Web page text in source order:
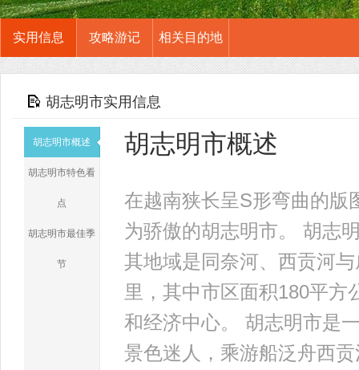
实用信息 攻略游记 相关目的地
胡志明市实用信息
胡志明市概述
胡志明市特色看
点
胡志明市最佳季
节
胡志明市概述
在越南狭长呈S形弯曲的版
为骄傲的胡志明市。 胡志
其地域是同奈河、西贡河
里，其中市区面积180平方
和经济中心。 胡志明市是
景色迷人，乘游船泛舟西